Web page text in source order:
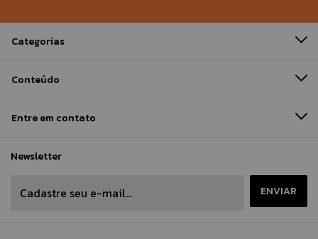
Categorias
Conteúdo
Entre em contato
Newsletter